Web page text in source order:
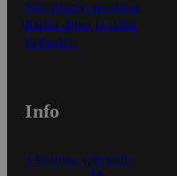
Näin tilaat ja muokkaat
Kaikki ohjeet ja vinkit
In English
Info
S-Business yrityksille